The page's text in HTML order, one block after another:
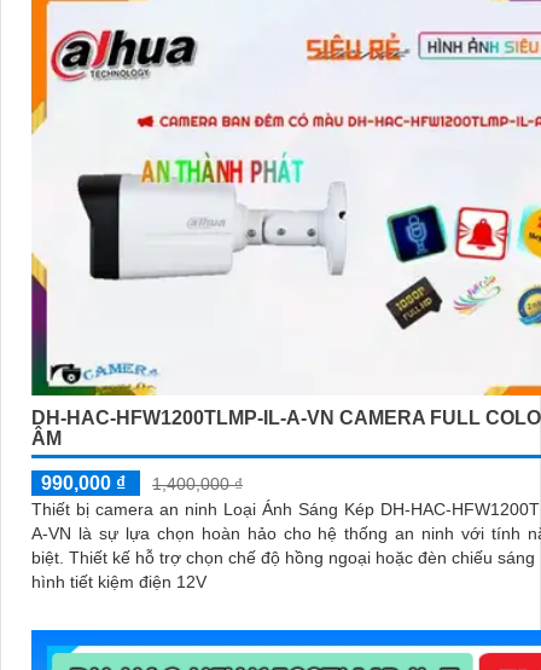
DH-HAC-HFW1200TLMP-IL-A-VN CAMERA FULL
ÂM
990,000 ₫
1,400,000 ₫
Thiết bị camera an ninh Loại Ánh Sáng Kép DH-HAC-
A-VN là sự lựa chọn hoàn hảo cho hệ thống an ninh với tính
biệt. Thiết kế hỗ trợ chọn chế độ hồng ngoại hoặc đèn chiếu sáng HD, cấu
hình tiết kiệm điện 12V